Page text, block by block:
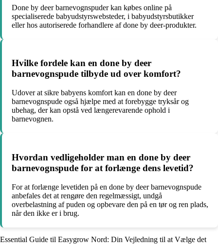
Done by deer barnevognspuder kan købes online på
specialiserede babyudstyrswebsteder, i babyudstyrsbutikker
eller hos autoriserede forhandlere af done by deer-produkter.
Hvilke fordele kan en done by deer
barnevognspude tilbyde ud over komfort?
Udover at sikre babyens komfort kan en done by deer
barnevognspude også hjælpe med at forebygge tryksår og
ubehag, der kan opstå ved længerevarende ophold i
barnevognen.
Hvordan vedligeholder man en done by deer
barnevognspude for at forlænge dens levetid?
For at forlænge levetiden på en done by deer barnevognspude
anbefales det at rengøre den regelmæssigt, undgå
overbelastning af puden og opbevare den på en tør og ren plads,
når den ikke er i brug.
Essential Guide til Easygrow Nord: Din Vejledning til at Vælge det